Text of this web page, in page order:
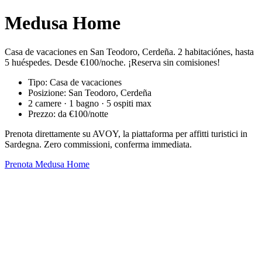
Medusa Home
Casa de vacaciones en San Teodoro, Cerdeña. 2 habitaciónes, hasta
5 huéspedes. Desde €100/noche. ¡Reserva sin comisiones!
Tipo: Casa de vacaciones
Posizione: San Teodoro, Cerdeña
2 camere · 1 bagno · 5 ospiti max
Prezzo: da €100/notte
Prenota direttamente su AVOY, la piattaforma per affitti turistici in
Sardegna. Zero commissioni, conferma immediata.
Prenota Medusa Home